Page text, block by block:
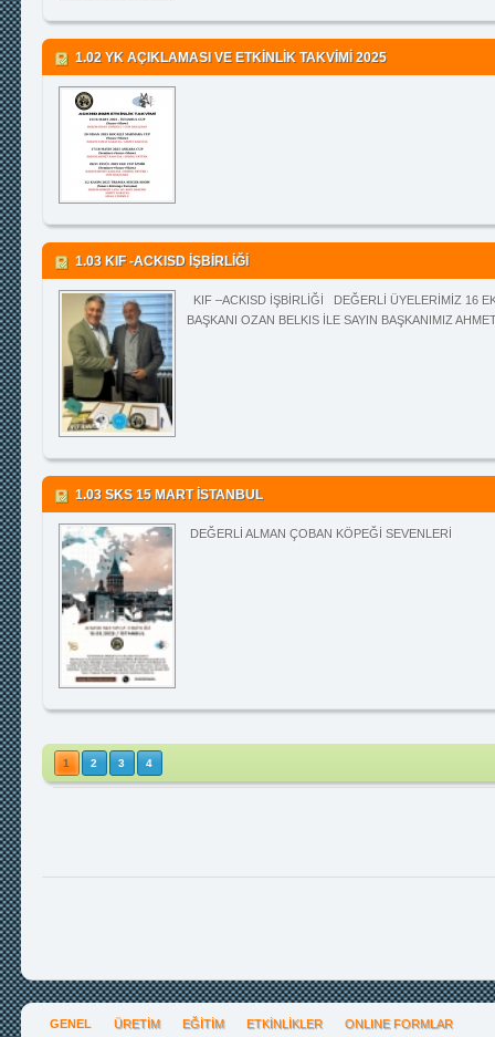
1.02 YK AÇIKLAMASI VE ETKİNLİK TAKVİMİ 2025
1.03 KIF -ACKISD İŞBİRLİĞİ
KIF –ACKISD İŞBİRLİĞİ DEĞERLİ ÜYELERİMİZ 16
BAŞKANI OZAN BELKIS İLE SAYIN BAŞKANIMIZ
1.03 SKS 15 MART İSTANBUL
DEĞERLİ ALMAN ÇOBAN KÖPEĞİ
1 2 3 4
GENEL ÜRETİM EĞİTİM ETKİNLİKLER ONLINE FORMLAR